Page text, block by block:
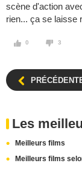
scène d'action
rien... ça se laisse
0 3
Les
Meilleurs films
Meilleurs films